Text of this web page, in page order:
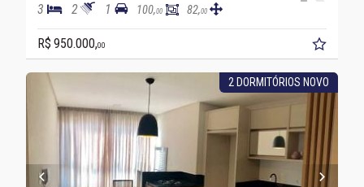
3 2 1 100,00 82,00
R$ 950.000,00
2 DORMITÓRIOS NOVO